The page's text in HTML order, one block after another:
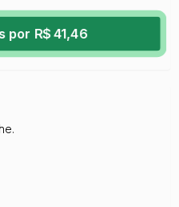
por R$ 41,46